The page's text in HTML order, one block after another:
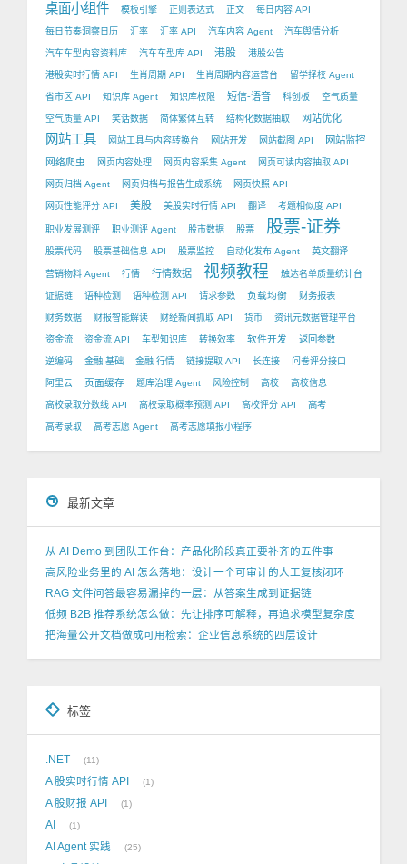
桌面小组件 模板引擎 正则表达式 正文 每日内容 API
每日节奏洞察日历 汇率 汇率 API 汽车内容 Agent 汽车舆情分析
汽车车型内容资料库 汽车车型库 API 港股 港股公告
港股实时行情 API 生肖周期 API 生肖周期内容运营台 留学择校 Agent
省市区 API 知识库 Agent 知识库权限 短信-语音 科创板 空气质量
空气质量 API 笑话数据 简体繁体互转 结构化数据抽取 网站优化
网站工具 网站工具与内容转换台 网站开发 网站截图 API
网站监控
网络爬虫
网页内容处理 网页内容采集 Agent 网页可读内容抽取 API
网页归档 Agent 网页归档与报告生成系统 网页快照 API
网页性能评分 API 美股 美股实时行情 API 翻译 考题相似度 API
职业发展测评 职业测评 Agent 股市数据 股票 股票-证券
股票代码 股票基础信息 API 股票监控 自动化发布 Agent 英文翻译
营销物料 Agent 行情 行情数据 视频教程 触达名单质量统计台
证据链 语种检测 语种检测 API 请求参数 负载均衡 财务报表
财务数据 财报智能解读 财经新闻抓取 API 货币 资讯元数据管理平台
资金流 资金流 API 车型知识库 转换效率 软件开发 返回参数
逆编码 金融-基础 金融-行情 链接提取 API 长连接 问卷评分接口
阿里云 页面缓存 题库治理 Agent 风险控制 高校 高校信息
高校录取分数线 API 高校录取概率预测 API 高校评分 API 高考
高考录取 高考志愿 Agent 高考志愿填报小程序
最新文章
从 AI Demo 到团队工作台：产品化阶段真正要补齐的五件事
高风险业务里的 AI 怎么落地：设计一个可审计的人工复核闭环
RAG 文件问答最容易漏掉的一层：从答案生成到证据链
低频 B2B 推荐系统怎么做：先让排序可解释，再追求模型复杂度
把海量公开文档做成可用检索：企业信息系统的四层设计
标签
.NET 11
A 股实时行情 API 1
A 股财报 API 1
AI 1
AI Agent 实践 25